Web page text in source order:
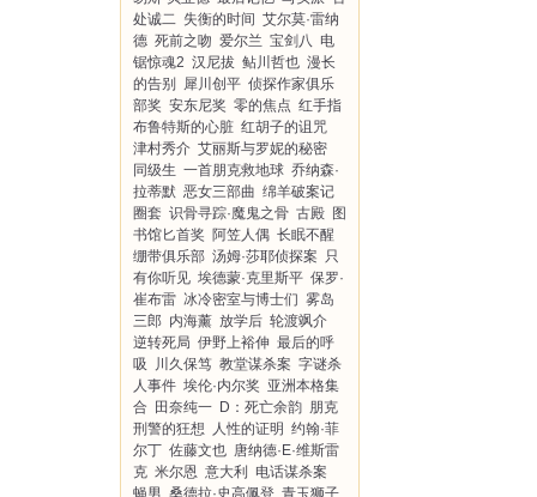
处诚二 失衡的时间 艾尔莫·雷纳
德 死前之吻 爱尔兰 宝剑八 电
锯惊魂2 汉尼拔 鲇川哲也 漫长
的告别
犀川创平 侦探作家俱乐
部奖 安东尼奖 零的焦点 红手指
布鲁特斯的心脏 红胡子的诅咒
津村秀介 艾丽斯与罗妮的秘密
同级生 一首朋克救地球 乔纳森·
拉蒂默 恶女三部曲 绵羊破案记
圈套 识骨寻踪·魔鬼之骨 古殿 图
书馆匕首奖 阿笠人偶 长眠不醒
绷带俱乐部 汤姆·莎耶侦探案 只
有你听见 埃德蒙·克里斯平 保罗·
崔布雷 冰冷密室与博士们 雾岛
三郎 内海薰 放学后 轮渡飒介
逆转死局 伊野上裕伸 最后的呼
吸
川久保笃 教堂谋杀案 字谜杀
人事件 埃伦·内尔奖 亚洲本格集
合
田奈纯一 D：死亡余韵 朋克
刑警的狂想
人性的证明 约翰·菲
尔丁 佐藤文也 唐纳德·E·维斯雷
克 米尔恩 意大利
电话谋杀案
蝇男 桑德拉·史高佩登 青玉狮子